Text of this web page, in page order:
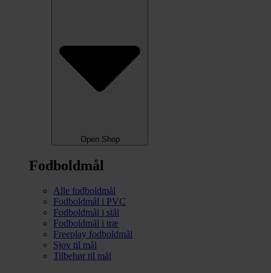
Open Shop
Fodboldmål
Alle fodboldmål
Fodboldmål i PVC
Fodboldmål i stål
Fodboldmål i træ
Freeplay fodboldmål
Sjov til mål
Tilbehør til mål